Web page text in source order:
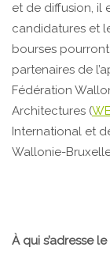
et de diffusion, il
candidatures et
bourses
partenaires de
Fédération
Architectures (
International et
Wallonie-
À qui s’adresse le